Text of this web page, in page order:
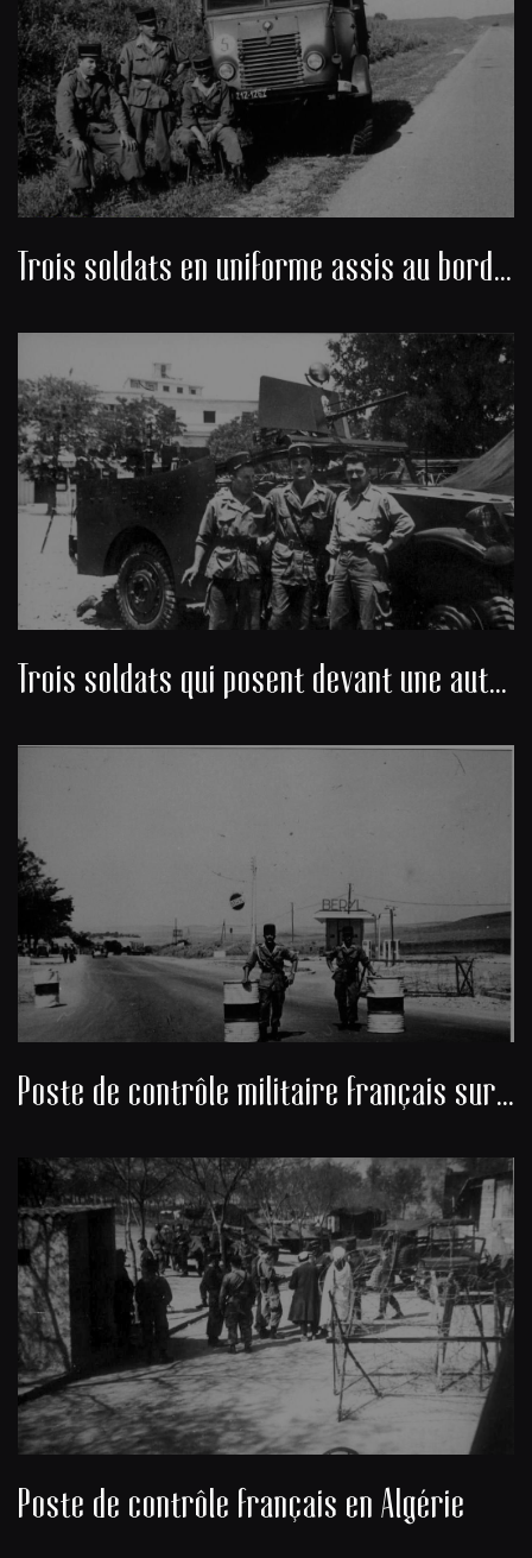
Trois soldats en uniforme assis au bord d’une route, à côté d’un camion militaire
Trois soldats qui posent devant une automitrailleuse équipée d’un affût antiaérien
Poste de contrôle militaire français sur une route désertique
Poste de contrôle français en Algérie